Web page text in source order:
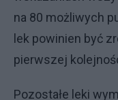
na 80 możliwych
lek powinien być
pierwszej
Pozostałe leki